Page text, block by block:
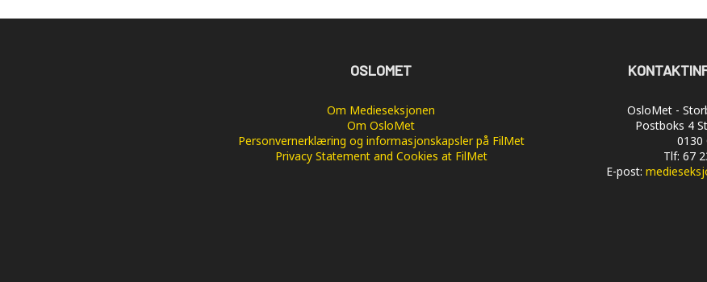
OSLOMET
Om Medieseksjonen
Om OsloMet
Personvernerklæring og informasjonskapsler på FilMet
Privacy Statement and Cookies at FilMet
OsloMet -
Postboks 4
0130
Tlf: 67
E-post: